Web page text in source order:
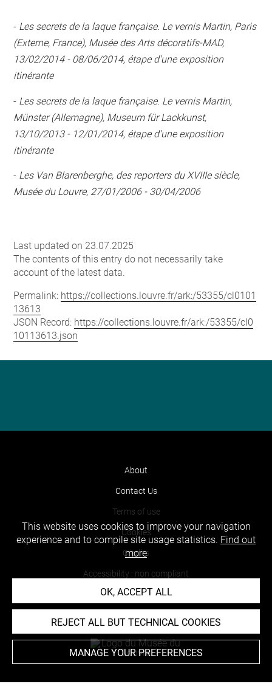
- Les secrets de la laque française. Le vernis Martin, Paris
(Externe, France), Musée des Arts décoratifs-MAD,
13/02/2014 - 08/06/2014, étape d'une exposition
itinérante
- Les secrets de la laque française. Le vernis Martin,
Münster (Allemagne), Museum für Lackkunst,
13/10/2013 - 12/01/2014, étape d'une exposition
itinérante
- Les Van Blarenberghe, des reporters du XVIIIe siècle,
Musée du Louvre, 27/01/2006 - 30/04/2006
Last updated on 23.07.2025
The contents of this entry do not necessarily take
account of the latest data.
Permalink: https://collections.louvre.fr/ark:/53355/cl0101
13613
JSON Record: https://collections.louvre.fr/ark:/53355/cl0
10113613.json
About
Contact Us
Terms of use
Cookies
Credits
Accessibility : non compliant
This website uses cookies to improve your navigation
experience and to compile site usage statistics. Find out
more
OK, ACCEPT ALL
REJECT ALL BUT TECHNICAL COOKIES
MANAGE YOUR PREFERENCES